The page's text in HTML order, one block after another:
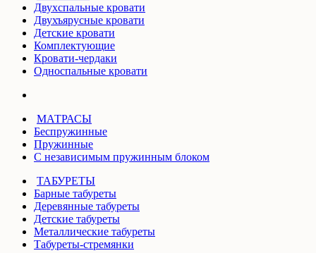
Двухспальные кровати
Двухъярусные кровати
Детские кровати
Комплектующие
Кровати-чердаки
Односпальные кровати
МАТРАСЫ
Беспружинные
Пружинные
С независимым пружинным блоком
ТАБУРЕТЫ
Барные табуреты
Деревянные табуреты
Детские табуреты
Металлические табуреты
Табуреты-стремянки